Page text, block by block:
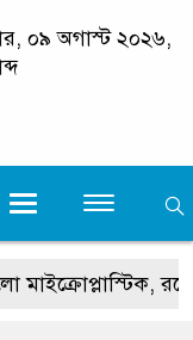
০৯ অগাস্ট ২০২৬,
রয়েছে